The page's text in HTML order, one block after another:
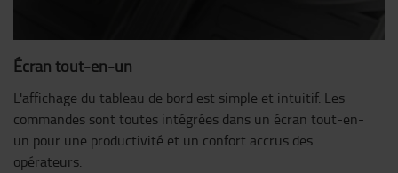
Écran tout-en-un
L'affichage du tableau de bord est simple et intuitif. Les
commandes sont toutes intégrées dans un écran tout-en-
un pour une productivité et un confort accrus des
opérateurs.